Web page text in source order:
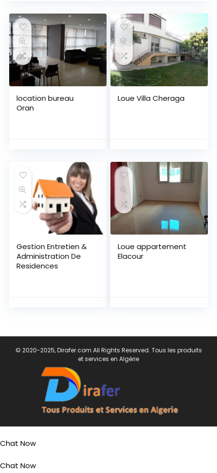
location bureau
Oran
Loue Villa Cheraga
Gestion Entretien &
Administration De
Residences
Loue appartement
Elacour
© 2020-2025, Dirafer.com All Rights Reserved. Tous les produits
et services en Algérie
Chat Now
Chat Now